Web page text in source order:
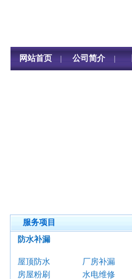
网站首页 公司简介
服务项目
防水补漏
屋顶防水
厂房补漏
房屋粉刷
水电维修